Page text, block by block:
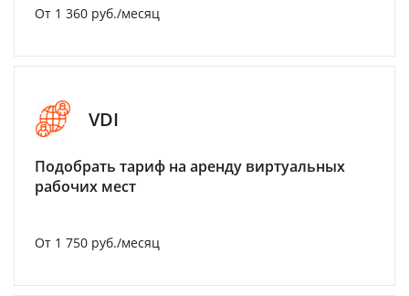
От 1 360 руб./месяц
VDI
Подобрать тариф на аренду виртуальных
рабочих мест
От 1 750 руб./месяц